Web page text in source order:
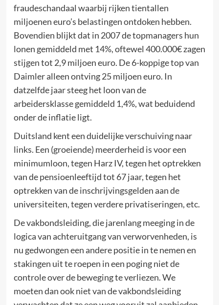
fraudeschandaal waarbij rijken tientallen
miljoenen euro’s belastingen ontdoken hebben.
Bovendien blijkt dat in 2007 de topmanagers hun
lonen gemiddeld met 14%, oftewel 400.000€ zagen
stijgen tot 2,9 miljoen euro. De 6-koppige top van
Daimler alleen ontving 25 miljoen euro. In
datzelfde jaar steeg het loon van de
arbeidersklasse gemiddeld 1,4%, wat beduidend
onder de inflatie ligt.
Duitsland kent een duidelijke verschuiving naar
links. Een (groeiende) meerderheid is voor een
minimumloon, tegen Harz IV, tegen het optrekken
van de pensioenleeftijd tot 67 jaar, tegen het
optrekken van de inschrijvingsgelden aan de
universiteiten, tegen verdere privatiseringen, etc.
De vakbondsleiding, die jarenlang meeging in de
logica van achteruitgang van verworvenheden, is
nu gedwongen een andere positie in te nemen en
stakingen uit te roepen in een poging niet de
controle over de beweging te verliezen. We
moeten dan ook niet van de vakbondsleiding